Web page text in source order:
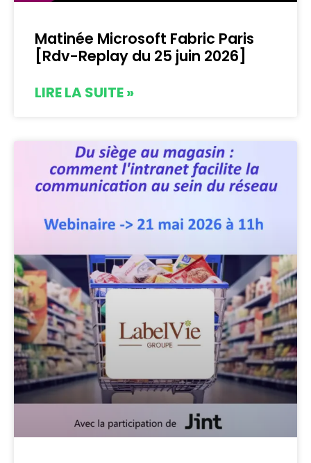
Matinée Microsoft Fabric Paris
[Rdv-Replay du 25 juin 2026]
LIRE LA SUITE »